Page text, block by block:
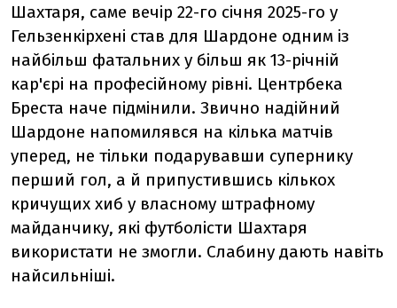
Шахтаря, саме вечір 22-го січня 2025-го у
Гельзенкірхені став для Шардоне одним із
найбільш фатальних у більш як 13-річній
кар'єрі на професійному рівні. Центрбека
Бреста наче підмінили. Звично надійний
Шардоне напомилявся на кілька матчів
уперед, не тільки подарувавши супернику
перший гол, а й припустившись кількох
кричущих хиб у власному штрафному
майданчику, які футболісти Шахтаря
використати не змогли. Слабину дають навіть
найсильніші.